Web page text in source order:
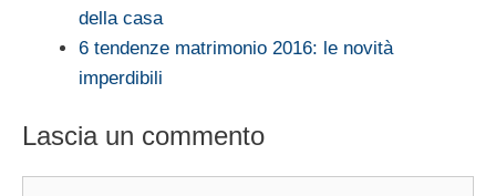
della casa
6 tendenze matrimonio 2016: le novità
imperdibili
Lascia un commento